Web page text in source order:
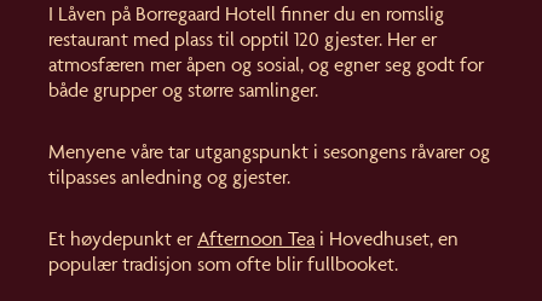
I Låven på Borregaard Hotell finner du en romslig
restaurant med plass til opptil 120 gjester. Her er
atmosfæren mer åpen og sosial, og egner seg godt for
både grupper og større samlinger.
Menyene våre tar utgangspunkt i sesongens råvarer og
tilpasses anledning og gjester.
Et høydepunkt erAfternoon Tea i Hovedhuset, en
populær tradisjon som ofte blir fullbooket.